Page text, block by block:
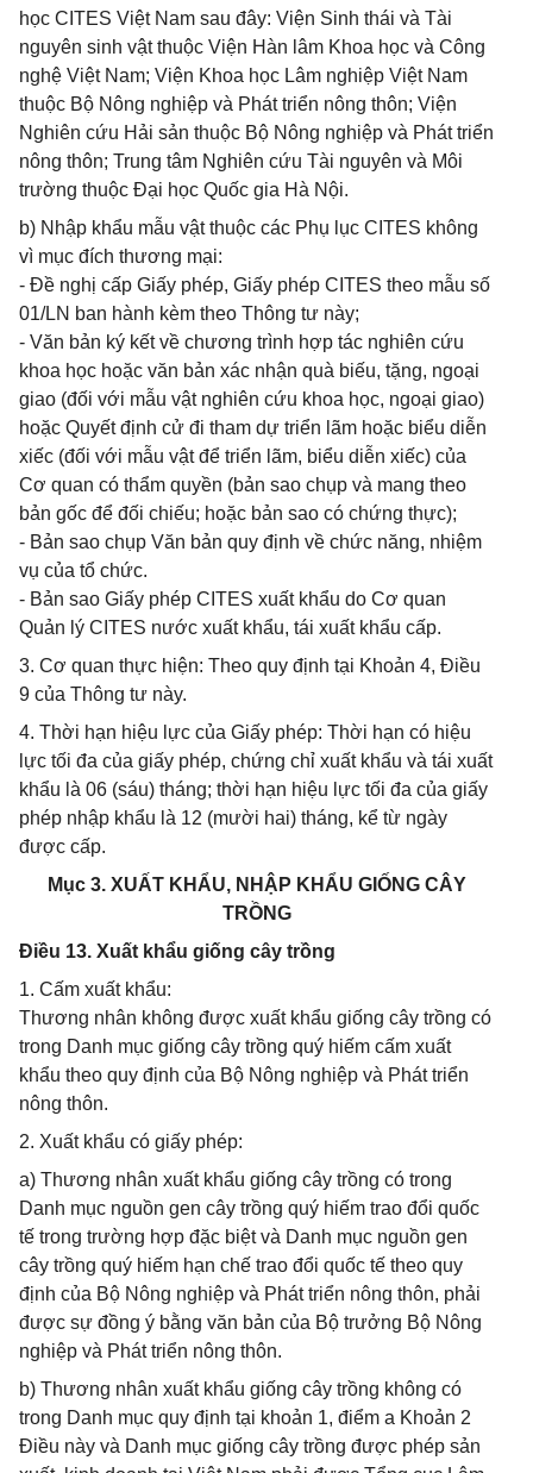
học CITES Việt Nam sau đây: Viện Sinh thái và Tài
nguyên sinh vật thuộc Viện Hàn lâm Khoa học và Công
nghệ Việt Nam; Viện Khoa học Lâm nghiệp Việt Nam
thuộc Bộ Nông nghiệp và Phát triển nông thôn; Viện
Nghiên cứu Hải sản thuộc Bộ Nông nghiệp và Phát triển
nông thôn; Trung tâm Nghiên cứu Tài nguyên và Môi
trường thuộc Đại học Quốc gia Hà Nội.
b) Nhập khẩu mẫu vật thuộc các Phụ lục CITES không
vì mục đích thương mại:
- Đề nghị cấp Giấy phép, Giấy phép CITES theo mẫu số
01/LN ban hành kèm theo Thông tư này;
- Văn bản ký kết về chương trình hợp tác nghiên cứu
khoa học hoặc văn bản xác nhận quà biếu, tặng, ngoại
giao (đối với mẫu vật nghiên cứu khoa học, ngoại giao)
hoặc Quyết định cử đi tham dự triển lãm hoặc biểu diễn
xiếc (đối với mẫu vật để triển lãm, biểu diễn xiếc) của
Cơ quan có thẩm quyền (bản sao chụp và mang theo
bản gốc để đối chiếu; hoặc bản sao có chứng thực);
- Bản sao chụp Văn bản quy định về chức năng, nhiệm
vụ của tổ chức.
- Bản sao Giấy phép CITES xuất khẩu do Cơ quan
Quản lý CITES nước xuất khẩu, tái xuất khẩu cấp.
3. Cơ quan thực hiện: Theo quy định tại Khoản 4, Điều
9 của Thông tư này.
4. Thời hạn hiệu lực của Giấy phép: Thời hạn có hiệu
lực tối đa của giấy phép, chứng chỉ xuất khẩu và tái xuất
khẩu là 06 (sáu) tháng; thời hạn hiệu lực tối đa của giấy
phép nhập khẩu là 12 (mười hai) tháng, kể từ ngày
được cấp.
Mục 3. XUẤT KHẨU, NHẬP KHẨU GIỐNG CÂY
TRỒNG
Điều 13. Xuất khẩu giống cây trồng
1. Cấm xuất khẩu:
Thương nhân không được xuất khẩu giống cây trồng có
trong Danh mục giống cây trồng quý hiếm cấm xuất
khẩu theo quy định của Bộ Nông nghiệp và Phát triển
nông thôn.
2. Xuất khẩu có giấy phép:
a) Thương nhân xuất khẩu giống cây trồng có trong
Danh mục nguồn gen cây trồng quý hiếm trao đổi quốc
tế trong trường hợp đặc biệt và Danh mục nguồn gen
cây trồng quý hiếm hạn chế trao đổi quốc tế theo quy
định của Bộ Nông nghiệp và Phát triển nông thôn, phải
được sự đồng ý bằng văn bản của Bộ trưởng Bộ Nông
nghiệp và Phát triển nông thôn.
b) Thương nhân xuất khẩu giống cây trồng không có
trong Danh mục quy định tại khoản 1, điểm a Khoản 2
Điều này và Danh mục giống cây trồng được phép sản